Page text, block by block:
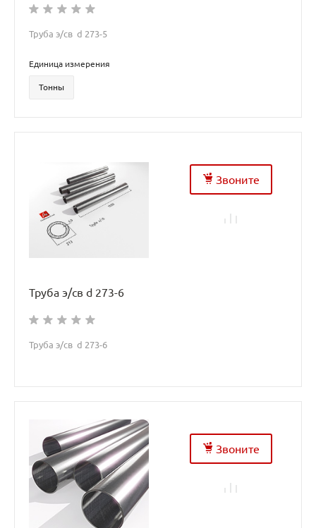
Труба э/св d 273-5
Единица измерения
Тонны
Звоните
Труба э/св d 273-6
Труба э/св d 273-6
Звоните